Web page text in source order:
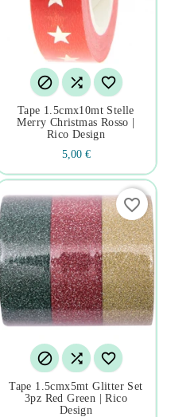
  
Tape 1.5cmx10mt Stelle
Merry Christmas Rosso |
Rico Design
5,00 €
  
Tape 1.5cmx5mt Glitter Set
3pz Red Green | Rico
Design
favorite_border